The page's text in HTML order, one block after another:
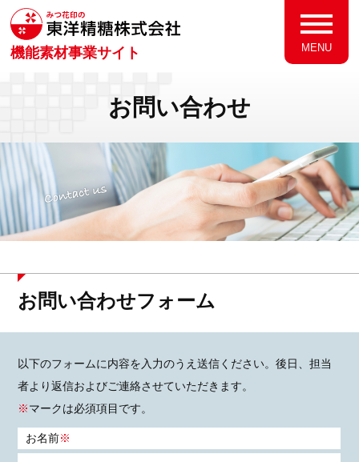
機能素材事業サイト MENU
お問い合わせ
お問い合わせフォーム
以下のフォームに内容を入力のうえ送信ください。後日、担当
者より返信およびご連絡させていただきます。
※マークは必須項目です。
お名前※